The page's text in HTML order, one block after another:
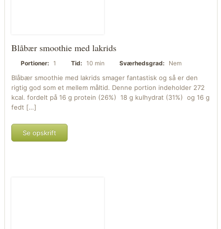
Blåbær smoothie med lakrids
Portioner: 1 Tid: 10 min Sværhedsgrad: Nem
Blåbær smoothie med lakrids smager fantastisk og så er den
rigtig god som et mellem måltid. Denne portion indeholder 272
kcal. fordelt på 16 g protein (26%) 18 g kulhydrat (31%) og 16 g
fedt […]
Se opskrift